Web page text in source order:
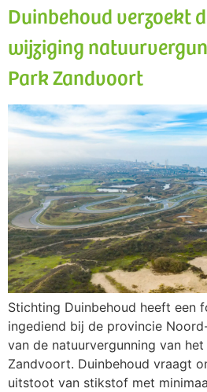
Duinbehoud verzoekt
wijziging
Park Zandvoort
Stichting Duinbehoud heeft een
ingediend bij de provincie
van de natuurvergunning van
Zandvoort. Duinbehoud vraagt
uitstoot van stikstof met